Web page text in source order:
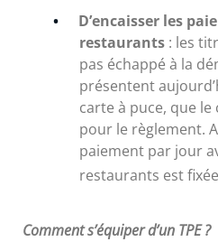
D’encaisser les
restaurants : les
pas échappé à la
présentent
carte à puce, que le
pour le règlement.
paiement par jour
restaurants est
Comment s’équiper d’un TPE ?